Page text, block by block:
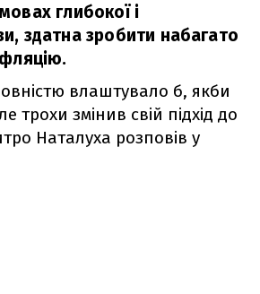
глибокої і
здатна зробити набагато
влаштувало б, якби
трохи змінив свій підхід до
Наталуха розповів у